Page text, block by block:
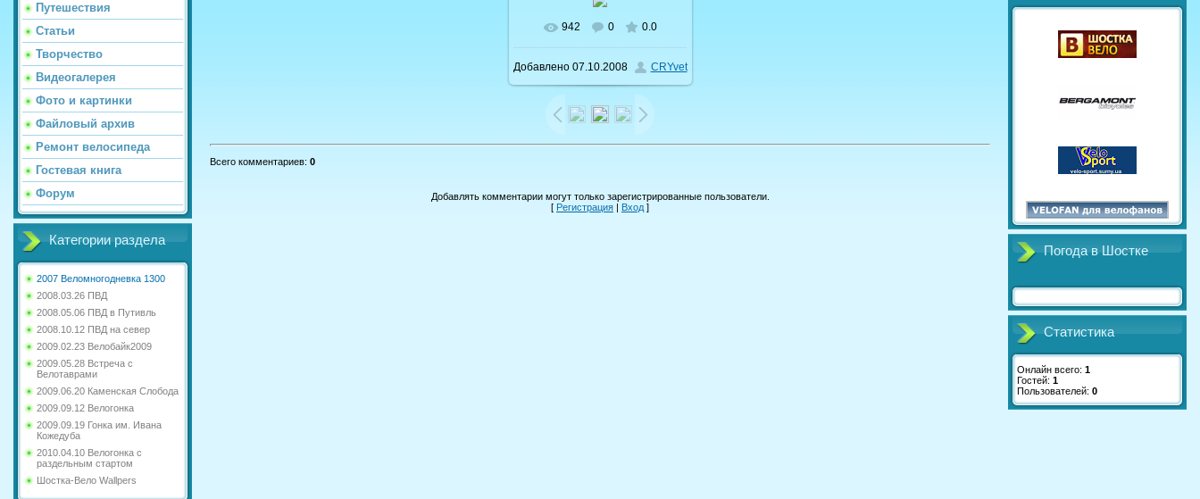
Путешествия
Статьи
Творчество
Видеогалерея
Фото и картинки
Файловый архив
Ремонт велосипеда
Гостевая книга
Форум
Категории раздела
2007 Веломногодневка 1300
2008.03.26 ПВД
2008.05.06 ПВД в Путивль
2008.10.12 ПВД на север
2009.02.23 Велобайк2009
2009.05.28 Встреча с
Велотаврами
2009.06.20 Каменская Слобода
2009.09.12 Велогонка
2009.09.19 Гонка им. Ивана
Кожедуба
2010.04.10 Велогонка с
раздельным стартом
Шостка-Вело Wallpers
В реальном размере
1024x768/ 143.3Kb
942 0 0.0
Добавлено07.10.2008 CRYvet
Всего комментариев: 0
Добавлять комментарии могут только зарегистрированные пользователи.
[ Регистрация | Вход ]
Погода в Шостке
Статистика
Онлайн всего: 1
Гостей: 1
Пользователей: 0